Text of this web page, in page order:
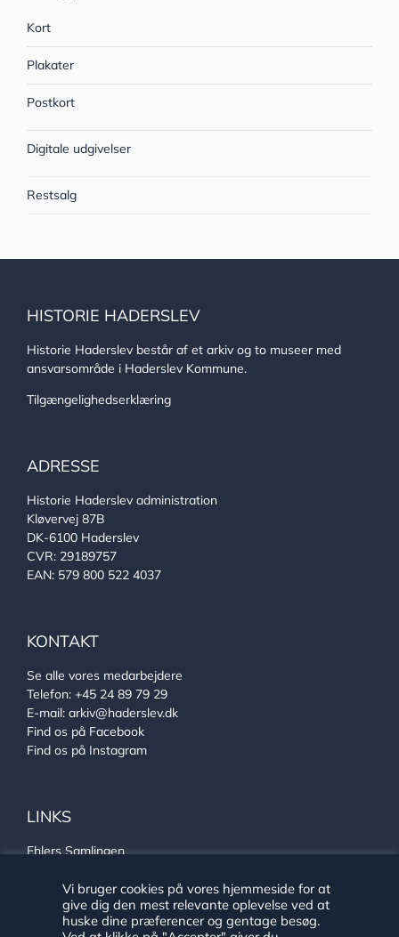
Kort
Plakater
Postkort
Digitale udgivelser
Restsalg
HISTORIE HADERSLEV
Historie Haderslev består af et arkiv og to museer med
ansvarsområde i Haderslev Kommune.
Tilgængelighedserklæring
ADRESSE
Historie Haderslev administration
Kløvervej 87B
DK-6100 Haderslev
CVR: 29189757
EAN: 579 800 522 4037
KONTAKT
Se alle vores medarbejdere
Telefon: +45 24 89 79 29
E-mail: arkiv@haderslev.dk
Find os på Facebook
Find os på Instagram
LINKS
Ehlers Samlingen
Sønderjysk arkivsamarbejde
Vi bruger cookies på vores hjemmeside for at
give dig den mest relevante oplevelse ved at
huske dine præferencer og gentage besøg.